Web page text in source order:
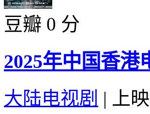
豆瓣 0 分
2025年中国香港
大陆电视剧 |
上